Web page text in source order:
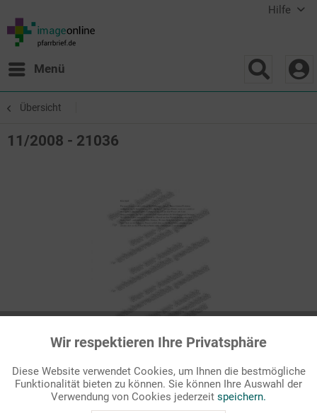
Hilfe
Menü
Übersicht
11/2008 - 21036
Passende Stichworte
Natur/Schöpfung
Funktionale Aktiv
Marketing Inaktiv
Wir respektieren Ihre Privatsphäre
Diese Website verwendet Cookies, um Ihnen die bestmögliche
Funktionalität bieten zu können. Sie können Ihre Auswahl der
Verwendung von Cookies jederzeit speichern.